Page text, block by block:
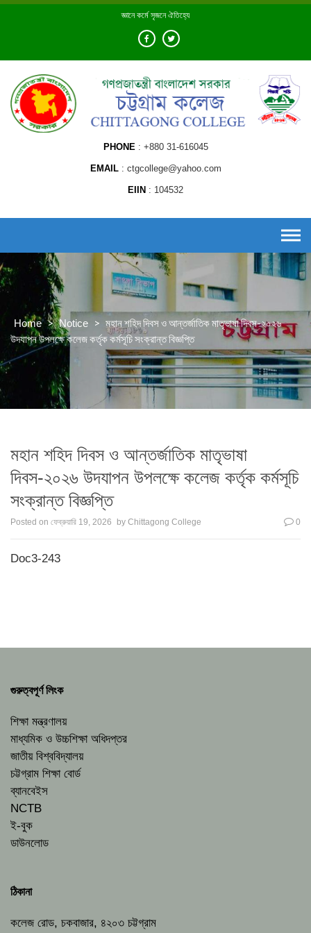
Skip
জ্ঞানে কর্মে সৃজনে ঐতিহ্যে
PHONE +880 31-616045
EMAIL ctgcollege@yahoo.com
EIIN 104532
Home > Notice > মহান শহিদ দিবস ও আন্তর্জাতিক মাতৃভাষা দিবস-২০২৬
উদযাপন উপলক্ষে কলেজ কর্তৃক কর্মসূচি সংক্রান্ত বিজ্ঞপ্তি
মহান শহিদ দিবস ও আন্তর্জাতিক মাতৃভাষা
দিবস-২০২৬ উদযাপন উপলক্ষে কলেজ কর্তৃক কর্মসূচি
সংক্রান্ত বিজ্ঞপ্তি
Posted on ফেব্রুয়ারি 19, 2026 by Chittagong College 0
Doc3-243
গুরুত্বপূর্ণ লিংক
শিক্ষা মন্ত্রণালয়
মাধ্যমিক ও উচ্চশিক্ষা অধিদপ্তর
জাতীয় বিশ্ববিদ্যালয়
চট্টগ্রাম শিক্ষা বোর্ড
ব্যানবেইস
NCTB
ই-বুক
ডাউনলোড
ঠিকানা
কলেজ রোড, চকবাজার, ৪২০৩ চট্টগ্রাম